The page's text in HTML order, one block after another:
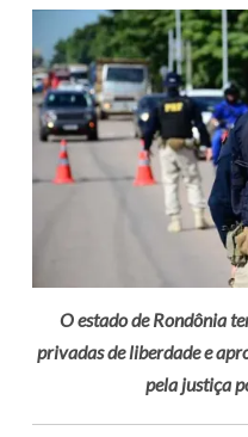
O estado de Rondônia
privadas de liberdade e
pela justiça